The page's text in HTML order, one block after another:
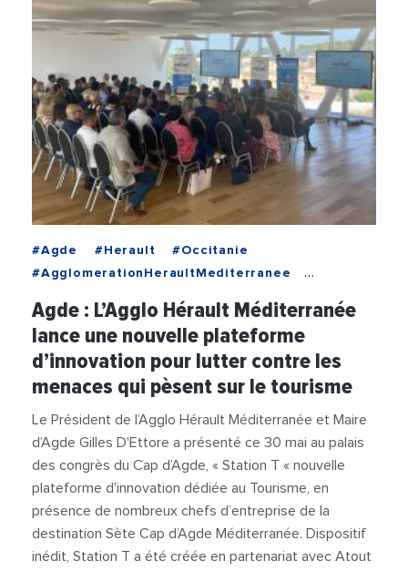
#Agde #Herault
#Occitanie
#AgglomerationHeraultMediterranee
#GillesDEttore
#HotellerieRestauration
#Innovation
#Oenotourisme
#StartUp
#Tourisme
#VieDesEntreprises
Agde : L’Agglo Hérault Méditerranée
lance une nouvelle plateforme
d’innovation pour lutter contre les
menaces qui pèsent sur le tourisme
Le Président de l’Agglo Hérault Méditerranée et Maire
d’Agde Gilles D'Ettore a présenté ce 30 mai au palais
des congrès du Cap d’Agde, « Station T « nouvelle
plateforme d'innovation dédiée au Tourisme, en
présence de nombreux chefs d’entreprise de la
destination Sète Cap d’Agde Méditerranée. Dispositif
inédit, Station T a été créée en partenariat avec Atout